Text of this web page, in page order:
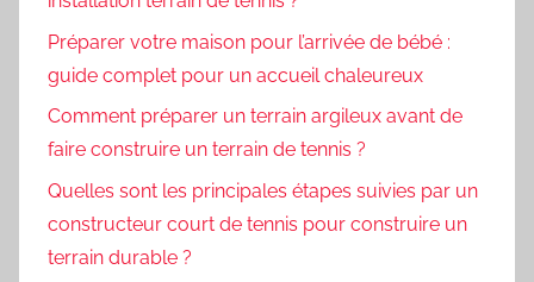
Préparer votre maison pour l’arrivée de bébé :
guide complet pour un accueil chaleureux
Comment préparer un terrain argileux avant de
faire construire un terrain de tennis ?
Quelles sont les principales étapes suivies par un
constructeur court de tennis pour construire un
terrain durable ?